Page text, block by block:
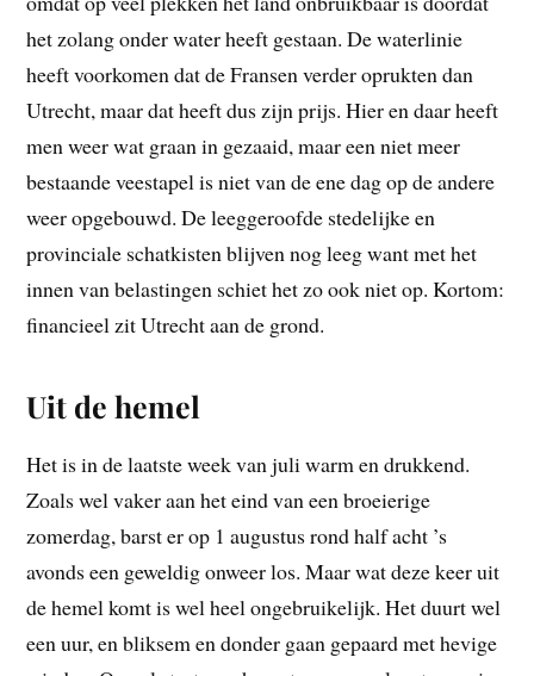
het zolang onder water heeft gestaan. De waterlinie
heeft voorkomen dat de Fransen verder oprukten dan
Utrecht, maar dat heeft dus zijn prijs. Hier en daar heeft
men weer wat graan in gezaaid, maar een niet meer
bestaande veestapel is niet van de ene dag op de andere
weer opgebouwd. De leeggeroofde stedelijke en
provinciale schatkisten blijven nog leeg want met het
innen van belastingen schiet het zo ook niet op. Kortom:
financieel zit Utrecht aan de grond.
Uit de hemel
Het is in de laatste week van juli warm en drukkend.
Zoals wel vaker aan het eind van een broeierige
zomerdag, barst er op 1 augustus rond half acht ’s
avonds een geweldig onweer los. Maar wat deze keer uit
de hemel komt is wel heel ongebruikelijk. Het duurt wel
een uur, en bliksem en donder gaan gepaard met hevige